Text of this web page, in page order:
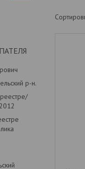
р-н.